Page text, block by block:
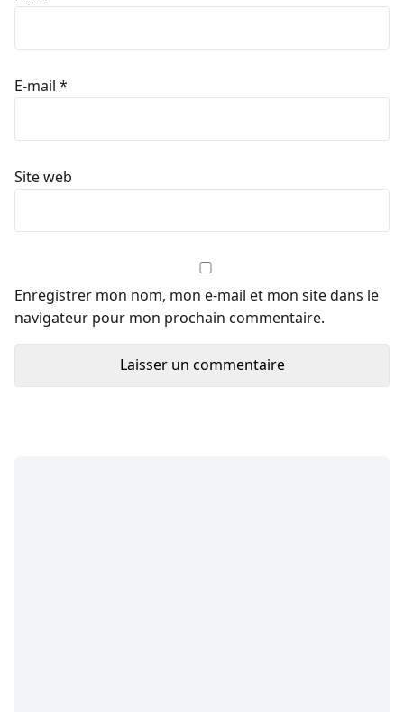
E-mail *
Site web
Enregistrer mon nom, mon e-mail et mon site dans le
navigateur pour mon prochain commentaire.